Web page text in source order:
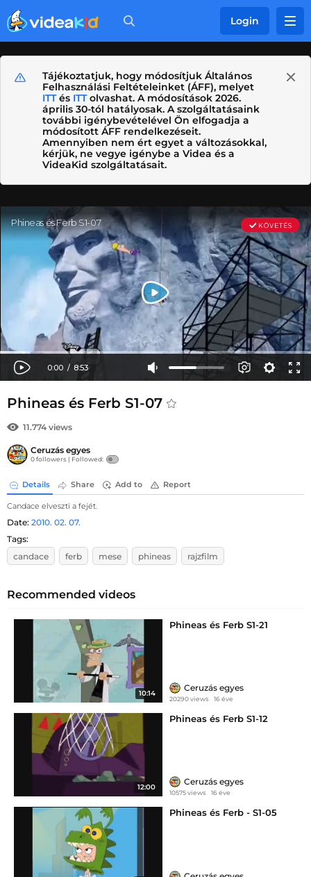
Login
Tájékoztatjuk, hogy módosítjuk Általános
Felhasználási Feltételeinket (ÁFF), melyet
ITTés ITTolvashat. A módosítások 2026.
április 30-tól hatályosak. A szolgáltatásaink
további igénybevételével Ön elfogadja a
módosított ÁFF rendelkezéseit.
Amennyiben nem ért egyet a változásokkal,
kérjük, ne vegye igénybe a Videa és a
VideaKid szolgáltatásait.
Phineas és Ferb S1-07
11.774 views
Ceruzás egyes
0 followers | Followed:
Details Share Add to Report
Candace elveszti a fejét.
Date: 2010. 02. 07.
Tags:
candace
ferb mese phineas rajzfilm
Recommended videos
10:14
Phineas és Ferb S1-21
Ceruzás egyes
20290 views 16 éve
12:00
Phineas és Ferb S1-12
Ceruzás egyes
10575 views 16 éve
Phineas és Ferb - S1-05